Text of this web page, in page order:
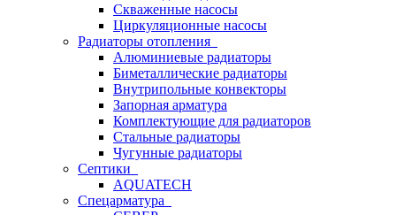
Скваженные насосы
Циркуляционные насосы
Радиаторы отопления
Алюминиевые радиаторы
Биметаллические радиаторы
Внутрипольные конвекторы
Запорная арматура
Комплектующие для радиаторов
Стальные радиаторы
Чугунные радиаторы
Септики
AQUATECH
Спецарматура